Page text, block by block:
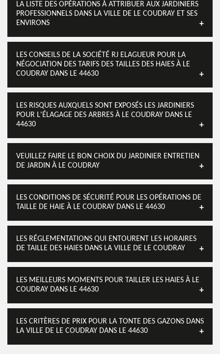
LA LISTE DES OPÉRATIONS À ATTRIBUER AUX JARDINIERS
PROFESSIONNELS DANS LA VILLE DE LE COUDRAY ET SES
ENVIRONS
LES CONSEILS DE LA SOCIÉTÉ RJ ELAGUEUR POUR LA
NÉGOCIATION DES TARIFS DES TAILLES DES HAIES À LE
COUDRAY DANS LE 44630
LES RISQUES AUXQUELS SONT EXPOSÉS LES JARDINIERS
POUR L'ÉLAGAGE DES ARBRES À LE COUDRAY DANS LE
44630
VEUILLEZ FAIRE LE BON CHOIX DU JARDINIER ENTRETIEN
DE JARDIN À LE COUDRAY
LES CONDITIONS DE SÉCURITÉ POUR LES OPÉRATIONS DE
TAILLE DE HAIE À LE COUDRAY DANS LE 44630
LES RÉGLEMENTATIONS QUI ENTOURENT LES HORAIRES
DE TAILLE DES HAIES DANS LA VILLE DE LE COUDRAY
LES MEILLEURS MOMENTS POUR TAILLER LES HAIES À LE
COUDRAY DANS LE 44630
LES CRITÈRES DE PRIX POUR LA TONTE DES GAZONS DANS
LA VILLE DE LE COUDRAY DANS LE 44630